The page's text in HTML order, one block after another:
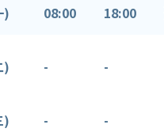
) 08:00 18:00
) - -
) - -